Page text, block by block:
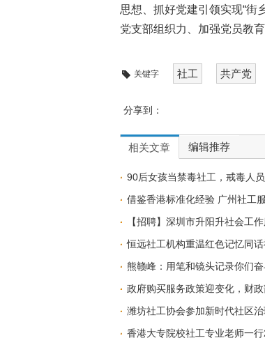
思想、抓好党建引领实现“街
党支部组织力、加强党员教
关键字 社工 共产党
分享到：
相关文章 编辑推荐
90后女孩当禁毒社工，戒毒人员
借鉴香港标准化经验 广州社工
【招聘】深圳市升阳升社会工
恒远社工机构重温红色记忆同
熊赣峰：用笔和镜头记录你们
政府购买服务政策迎变化，财
潍坊社工协会参加新时代社区
香港大专院校社工专业老师一